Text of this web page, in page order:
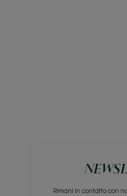
Rimani in contatto con